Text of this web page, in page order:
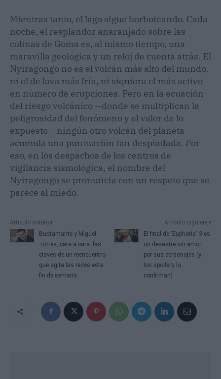
Mientras tanto, el lago sigue borboteando. Cada
noche, el resplandor anaranjado sobre las
colinas de Goma es, al mismo tiempo, una
maravilla geológica y un reloj de cuenta atrás. El
Nyiragongo no es el volcán más alto del mundo,
ni el de lava más fría, ni siquiera el más activo
en número de erupciones. Pero en la ecuación
del riesgo volcánico —donde se multiplican la
peligrosidad del fenómeno y el valor de lo
expuesto— ningún otro volcán del planeta
acumula una puntuación tan despiadada. Por
eso, en los despachos de los centros de
vigilancia sismológica, el nombre del
Nyiragongo se pronuncia con un respeto que se
parece al miedo.
Artículo anterior
Bustamante y Miguel
Torres, cara a cara: las
claves de un reencuentro
que agita las redes este
fin de semana
Artículo siguiente
El final de 'Euphoria' 3 es
un desastre sin amor
por sus personajes (y
los spoilers lo
confirman)